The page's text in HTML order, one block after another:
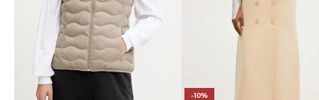
-10%